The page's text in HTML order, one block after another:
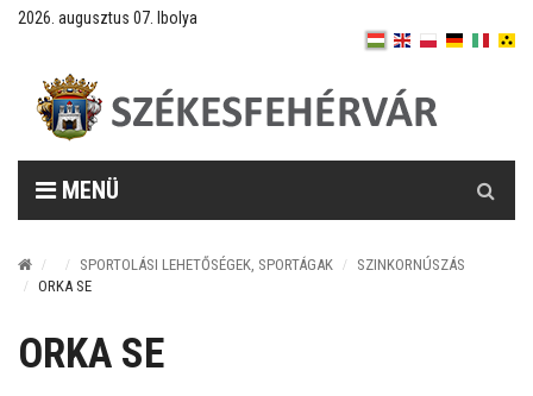
2026. augusztus 07. Ibolya
MENÜ
SPORTOLÁSI LEHETŐSÉGEK, SPORTÁGAK
SZINKORNÚSZÁS
ORKA SE
ORKA SE